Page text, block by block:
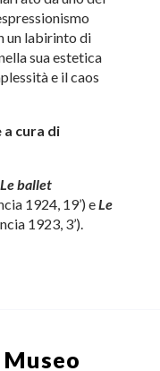
un labirinto di
sua estetica
e il caos
cura di
Le ballet
1924, 19’) eLe
1923, 3’).
Museo